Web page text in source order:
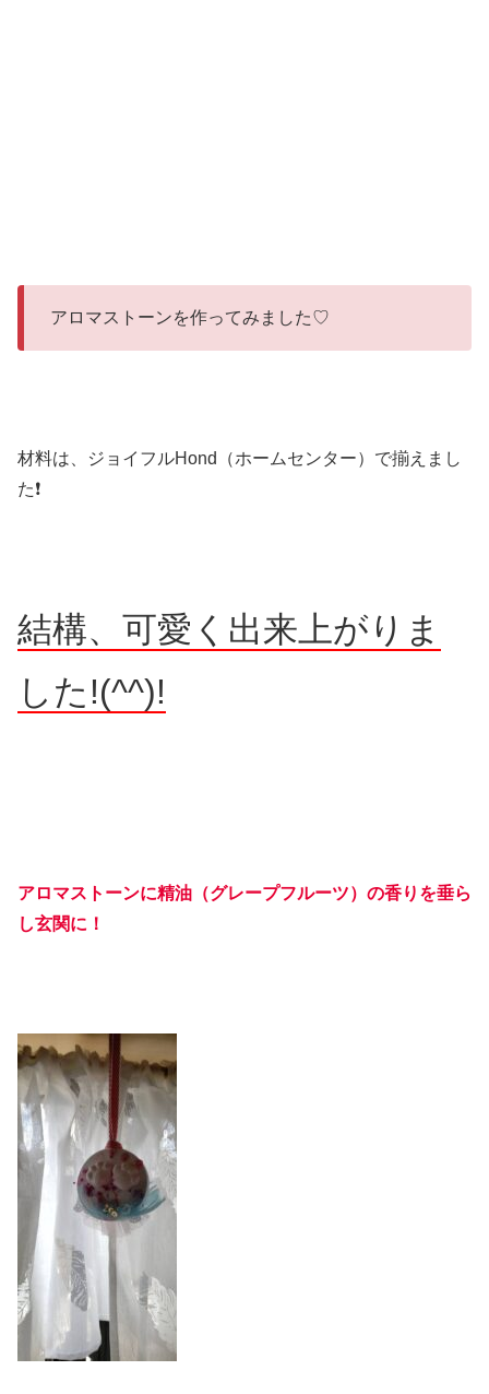
アロマストーンを作ってみました♡
材料は、ジョイフルHond（ホームセンター）で揃えまし
た❗️
結構、可愛く出来上がりま
した!(^^)!
アロマストーンに精油（グレープフルーツ）の香りを垂ら
し玄関に！